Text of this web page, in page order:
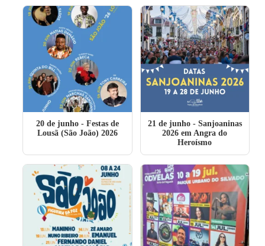
20 de junho- Festas de
Lousã (São João) 2026
21 de junho- Sanjoaninas
2026 em Angra do
Heroísmo